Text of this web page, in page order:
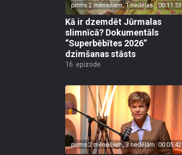
pirms 2 mēnešiem, 1 nedēļas 00:11:53
Kā ir dzemdēt Jūrmalas
slimnīcā? Dokumentāls
“Superbēbītes 2026”
dzimšanas stāsts
16. epizode
pirms 2 mēnešiem, 3 nedēļām 00:05:42